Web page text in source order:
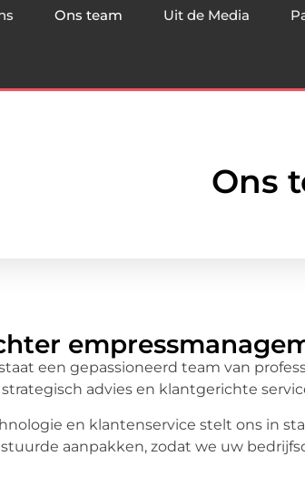
Ons team Uit de Media
Ons
een gepassioneerd team van
advies en klantgerichte
en klantenservice stelt ons in
aanpakken, zodat we uw